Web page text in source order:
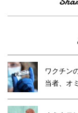
ワクチン
当者、オ